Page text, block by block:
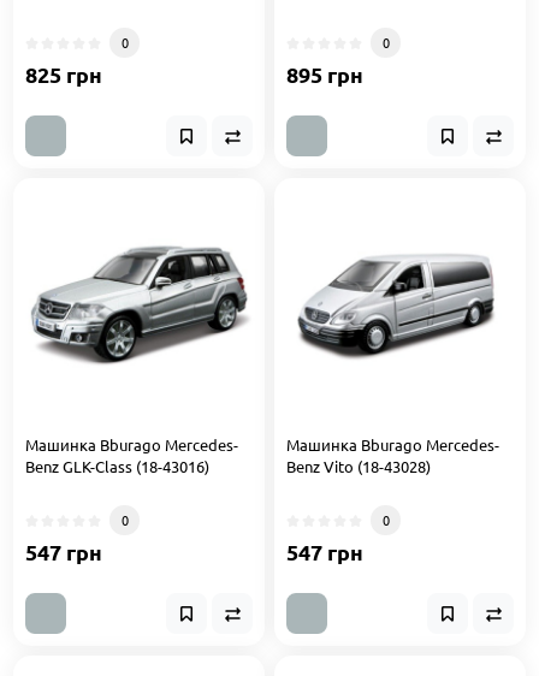
0
825 грн
0
895 грн
Машинка Bburago Mercedes-
Benz GLK-Class (18-43016)
0
547 грн
Машинка Bburago Mercedes-
Benz Vito (18-43028)
0
547 грн